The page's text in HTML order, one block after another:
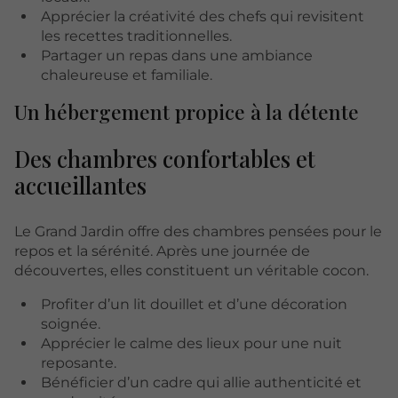
Apprécier la créativité des chefs qui revisitent
les recettes traditionnelles.
Partager un repas dans une ambiance
chaleureuse et familiale.
Un hébergement propice à la détente
Des chambres confortables et
accueillantes
Le Grand Jardin offre des chambres pensées pour le
repos et la sérénité. Après une journée de
découvertes, elles constituent un véritable cocon.
Profiter d’un lit douillet et d’une décoration
soignée.
Apprécier le calme des lieux pour une nuit
reposante.
Bénéficier d’un cadre qui allie authenticité et